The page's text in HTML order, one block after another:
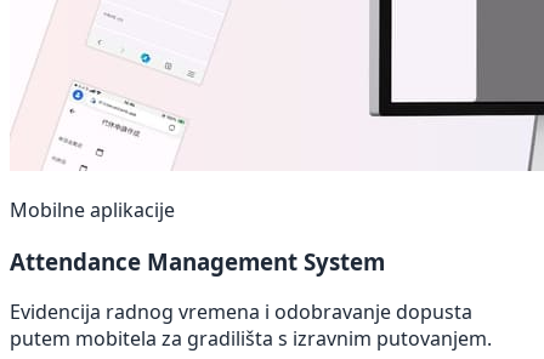
Mobilne aplikacije
Attendance Management System
Evidencija radnog vremena i odobravanje dopusta
putem mobitela za gradilišta s izravnim putovanjem.